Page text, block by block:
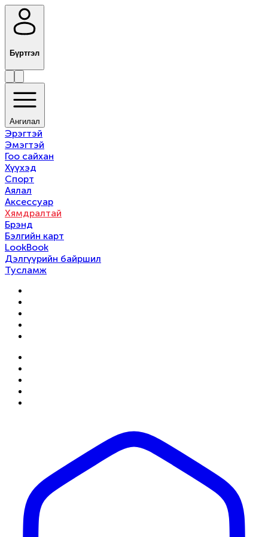
Бүртгэл
Ангилал
Эрэгтэй
Эмэгтэй
Гоо сайхан
Хүүхэд
Спорт
Аялал
Аксессуар
Хямдралтай
Брэнд
Бэлгийн карт
LookBook
Дэлгүүрийн байршил
Тусламж